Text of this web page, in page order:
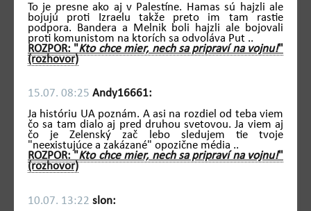
To je presne ako aj v Palestíne. Hamas sú hajzli ale
bojujú proti Izraelu takže preto im tam rastie
podpora. Bandera a Melnik boli hajzli ale bojovali
proti komunistom na ktorích sa odvoláva Put ..
ROZPOR: "Kto chce mier, nech sa pripraví na vojnu!"
(rozhovor)
15.07. 08:25 Andy16661:
Ja históriu UA poznám. A asi na rozdiel od teba viem
čo sa tam dialo aj pred druhou svetovou. Ja viem aj
čo je Zelenský zač lebo sledujem tie tvoje
"neexistujúce a zakázané" opozične média ..
ROZPOR: "Kto chce mier, nech sa pripraví na vojnu!"
(rozhovor)
10.07. 13:22 slon: